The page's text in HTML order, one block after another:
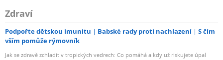
Zdraví
Podpořte dětskou imunitu Babské rady proti nachlazení
S čím
vším pomůže rýmovník
Jak se zdravě zchladit v tropických vedrech: Co pomáhá a kdy už riskujete úpal